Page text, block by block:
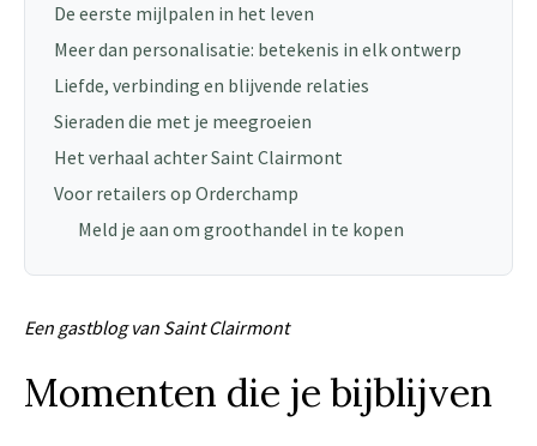
De eerste mijlpalen in het leven
Meer dan personalisatie: betekenis in elk ontwerp
Liefde, verbinding en blijvende relaties
Sieraden die met je meegroeien
Het verhaal achter Saint Clairmont
Voor retailers op Orderchamp
Meld je aan om groothandel in te kopen
Een gastblog van Saint Clairmont
Momenten die je bijblijven